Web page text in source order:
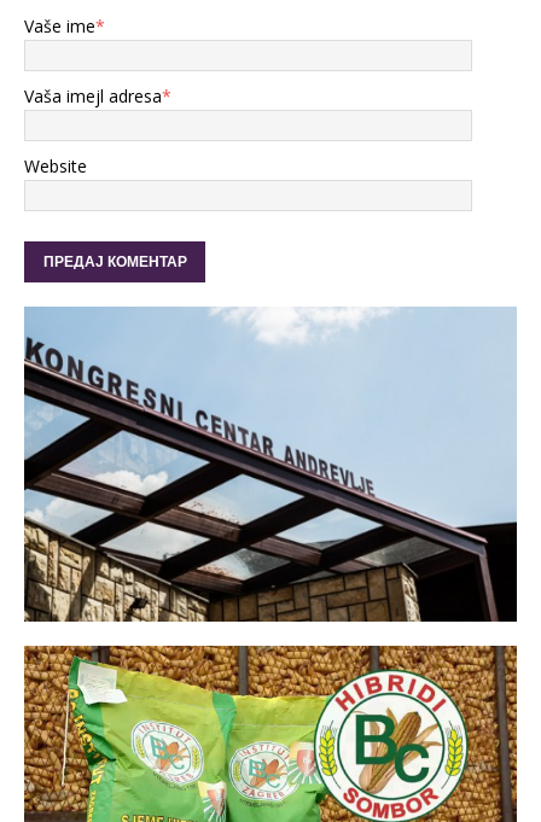
Vaše ime*
Vaša imejl adresa*
Website